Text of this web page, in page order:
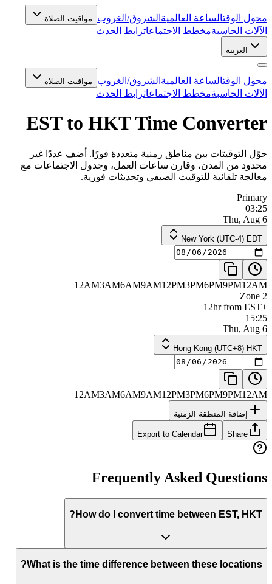
محول الوقتالساعة العالمية الشروق/الغروب مواقيت الصلاة
الآلات الحاسبةمخطط الاجتماعاترابط الحدث
العربية
محول الوقتالساعة العالمية الشروق/الغروب مواقيت الصلاة
الآلات الحاسبةمخطط الاجتماعاترابط الحدث
EST to HKT Time Converter
حوّل التوقيتات بين مناطق زمنية متعددة فورًا. أضف عددًا غير
محدود من المدن، وقارن ساعات العمل، وجدول الاجتماعات مع
معالجة تلقائية للتوقيت الصيفي وتحديثات فورية.
Primary
03:25
Thu, Aug 6
New York (UTC-4) EDT
12AM3AM6AM9AM12PM3PM6PM9PM12AM
Zone 2
+12hr from EST
15:25
Thu, Aug 6
Hong Kong (UTC+8) HKT
12AM3AM6AM9AM12PM3PM6PM9PM12AM
إضافة المنطقة الزمنية
Share
Export to Calendar
Frequently Asked Questions
How do I convert time between EST, HKT?
What is the time difference between these locations?